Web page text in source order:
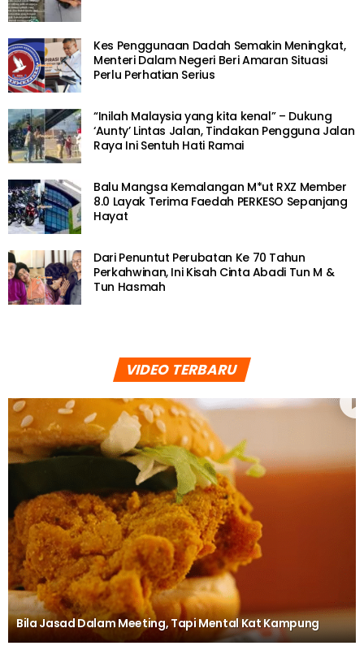
Kes Penggunaan Dadah Semakin Meningkat,
Menteri Dalam Negeri Beri Amaran Situasi
Perlu Perhatian Serius
“Inilah Malaysia yang kita kenal” – Dukung
‘Aunty’ Lintas Jalan, Tindakan Pengguna Jalan
Raya Ini Sentuh Hati Ramai
Balu Mangsa Kemalangan M*ut RXZ Member
8.0 Layak Terima Faedah PERKESO Sepanjang
Hayat
Dari Penuntut Perubatan Ke 70 Tahun
Perkahwinan, Ini Kisah Cinta Abadi Tun M &
Tun Hasmah
VIDEO TERBARU
Bila Jasad Dalam Meeting, Tapi Mental Kat Kampung